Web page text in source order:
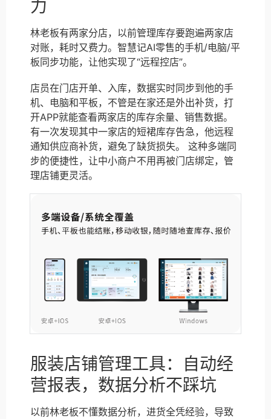
力
林老板有两家分店，以前管理库存要跑遍两家店
对账，耗时又费力。智慧记AI零售的手机/电脑/平
板同步功能，让他实现了“远程控店”。
店员在门店开单、入库，数据实时同步到他的手
机、电脑和平板，不管是在家还是外出补货，打
开APP就能查看两家店的库存余量、销售数据。
有一次发现其中一家店的短裙库存告急，他远程
通知供应商补货，避免了缺货损失。 这种多端同
步的便捷性，让中小商户不用再被门店绑定，管
理店铺更灵活。
服装店铺管理工具：自动经
营报表，数据分析不踩坑
以前林老板不懂数据分析，进货全凭经验，导致